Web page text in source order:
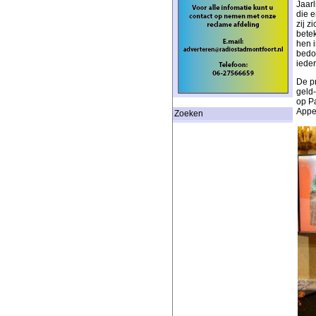
Zoeken
die
zij
hen
De
op